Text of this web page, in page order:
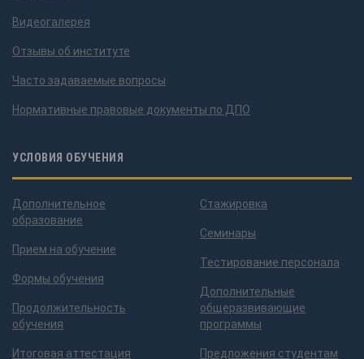
Видеогалерея
Отзывы об институте
Часто задаваемые вопросы
Нормативные правовые документы по ДПО
УСЛОВИЯ ОБУЧЕНИЯ
Дополнительное
образование
Прием на обучение
Формы обучения
Продолжительность
обучения
Итоговая аттестация
Стажировка
Семинары
Тестирование персонала
Дополнительные
общеразвивающие
программы
Предложения студентам